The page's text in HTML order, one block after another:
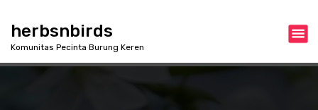
t
herbsnbirds
Komunitas Pecinta Burung Keren